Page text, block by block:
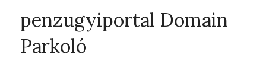
penzugyiportal Domain
Parkoló